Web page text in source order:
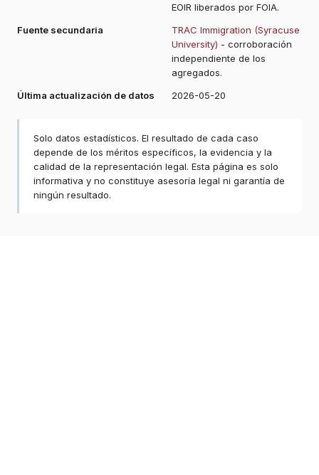
EOIR liberados por FOIA.
Fuente secundaria
TRAC Immigration (Syracuse
University) - corroboración
independiente de los
agregados.
Última actualización de datos
2026-05-20
Solo datos estadísticos. El resultado de cada caso
depende de los méritos específicos, la evidencia y la
calidad de la representación legal. Esta página es solo
informativa y no constituye asesoría legal ni garantía de
ningún resultado.